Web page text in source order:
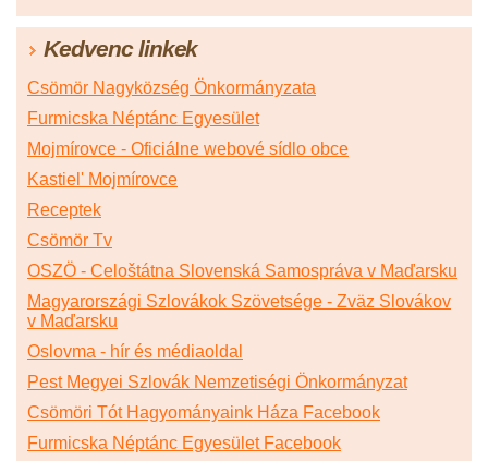
Kedvenc linkek
Csömör Nagyközség Önkormányzata
Furmicska Néptánc Egyesület
Mojmírovce - Oficiálne webové sídlo obce
Kastiel' Mojmírovce
Receptek
Csömör Tv
OSZÖ - Celoštátna Slovenská Samospráva v Maďarsku
Magyarországi Szlovákok Szövetsége - Zväz Slovákov
v Maďarsku
Oslovma - hír és médiaoldal
Pest Megyei Szlovák Nemzetiségi Önkormányzat
Csömöri Tót Hagyományaink Háza Facebook
Furmicska Néptánc Egyesület Facebook